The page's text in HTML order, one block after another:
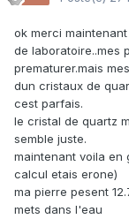
ok merci
de laboratoire..mes
prematurer.mais
dun cristaux de
cest parfais.
le cristal de quartz
semble juste.
maintenant voila en
calcul etais erone)
ma pierre pesent
mets dans l'eau